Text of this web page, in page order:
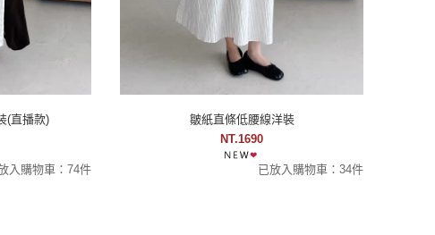
(直播款)
入購物車：74件
皺紙直條低腰線洋裝
NT.1690
已放入購物車：34件